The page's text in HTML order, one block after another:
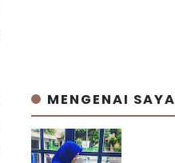
MENGENAI SAYA